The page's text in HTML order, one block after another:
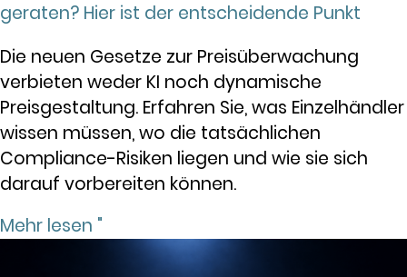
geraten? Hier ist der entscheidende Punkt
Die neuen Gesetze zur Preisüberwachung
verbieten weder KI noch dynamische
Preisgestaltung. Erfahren Sie, was Einzelhändler
wissen müssen, wo die tatsächlichen
Compliance-Risiken liegen und wie sie sich
darauf vorbereiten können.
Mehr lesen "